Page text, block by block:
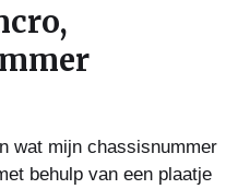
wat mijn chassisnummer
behulp van een plaatje